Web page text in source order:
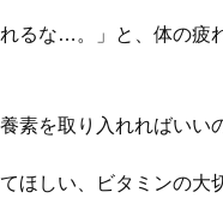
るな…。」と、体の疲
素を取り入れればいい
ほしい、ビタミンの大